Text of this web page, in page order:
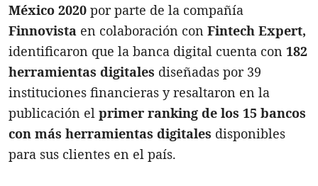
México 2020 por parte de la compañía
Finnovista en colaboración con Fintech Expert,
identificaron que la banca digital cuenta con 182
herramientas digitales diseñadas por 39
instituciones financieras y resaltaron en la
publicación el primer ranking de los 15 bancos
con más herramientas digitales disponibles
para sus clientes en el país.